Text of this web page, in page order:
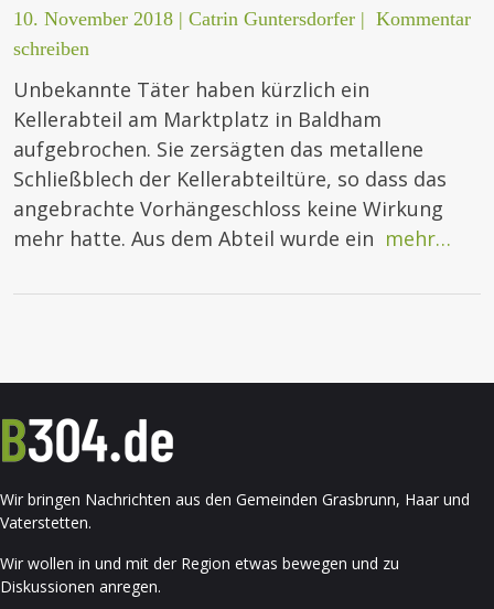
10. November 2018 | Catrin Guntersdorfer | Kommentar
schreiben
Unbekannte Täter haben kürzlich ein
Kellerabteil am Marktplatz in Baldham
aufgebrochen. Sie zersägten das metallene
Schließblech der Kellerabteiltüre, so dass das
angebrachte Vorhängeschloss keine Wirkung
mehr hatte. Aus dem Abteil wurde ein mehr…
Wir bringen Nachrichten aus den Gemeinden Grasbrunn, Haar und
Vaterstetten.
Wir wollen in und mit der Region etwas bewegen und zu
Diskussionen anregen.